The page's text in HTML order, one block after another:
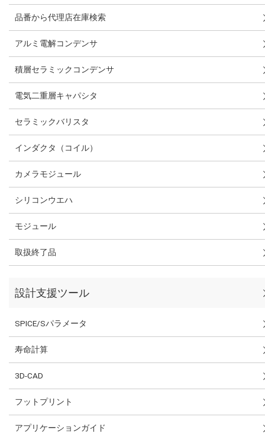
品番から代理店在庫検索
アルミ電解コンデンサ
積層セラミックコンデンサ
電気二重層キャパシタ
セラミックバリスタ
インダクタ（コイル）
カメラモジュール
シリコンウエハ
モジュール
取扱終了品
設計支援ツール
SPICE/Sパラメータ
寿命計算
3D-CAD
フットプリント
アプリケーションガイド